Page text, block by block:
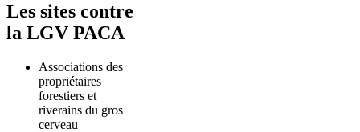
Les sites contre
la LGV PACA
Associations des
propriétaires
forestiers et
riverains du gros
cerveau